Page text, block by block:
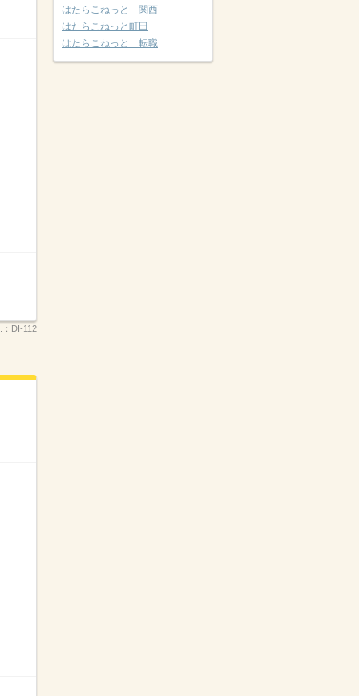
DI-112
はたらこねっと 関西
はたらこねっと町田
はたらこねっと 転職